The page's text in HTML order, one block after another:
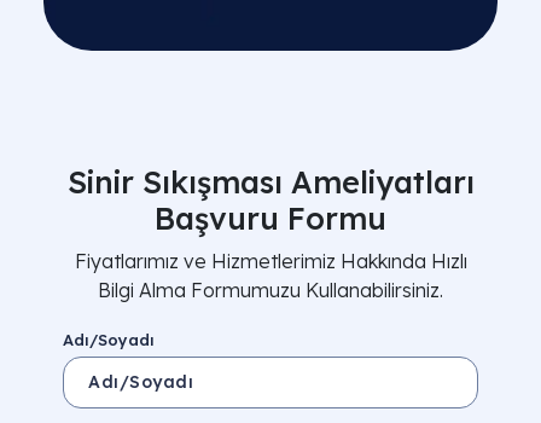
Sinir Sıkışması Ameliyatları
Başvuru Formu
Fiyatlarımız ve Hizmetlerimiz Hakkında Hızlı
Bilgi Alma Formumuzu Kullanabilirsiniz.
Adı/Soyadı